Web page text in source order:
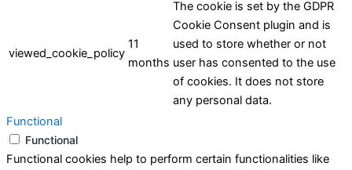
viewed_cookie_policy
11
months
The cookie is set by the GDPR
Cookie Consent plugin and is
used to store whether or not
user has consented to the use
of cookies. It does not store
any personal data.
Functional
Functional
Functional cookies help to perform certain functionalities like